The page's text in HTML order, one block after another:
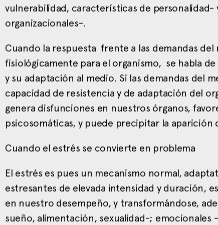
vulnerabilidad, características de
organizacionales-.
Cuando la respuesta frente a las demandas
fisiológicamente para el organismo, se habla de
y su adaptación al medio. Si las demandas del
capacidad de resistencia y de adaptación del
genera disfunciones en nuestros órganos,
psicosomáticas, y puede precipitar la aparición
Cuando el estrés se convierte en problema
El estrés es pues un mecanismo normal,
estresantes de elevada intensidad y duración,
en nuestro desempeño, y transformándose,
sueño, alimentación, sexualidad-;